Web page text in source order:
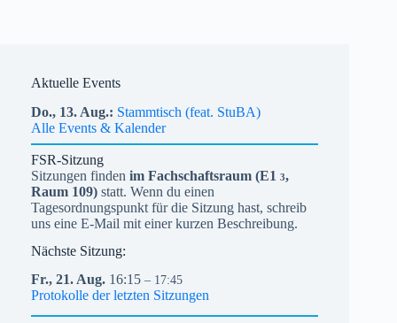
Aktuelle Events
Do., 13. Aug. Stammtisch (feat. StuBA)
Alle Events & Kalender
FSR-Sitzung
Sitzungen finden im Fachschaftsraum (E1 3,
Raum 109) statt. Wenn du einen
Tagesordnungspunkt für die Sitzung hast, schreib
uns eine E-Mail mit einer kurzen Beschreibung.
Nächste Sitzung:
Fr., 21. Aug. 16:15 – 17:45
Protokolle der letzten Sitzungen